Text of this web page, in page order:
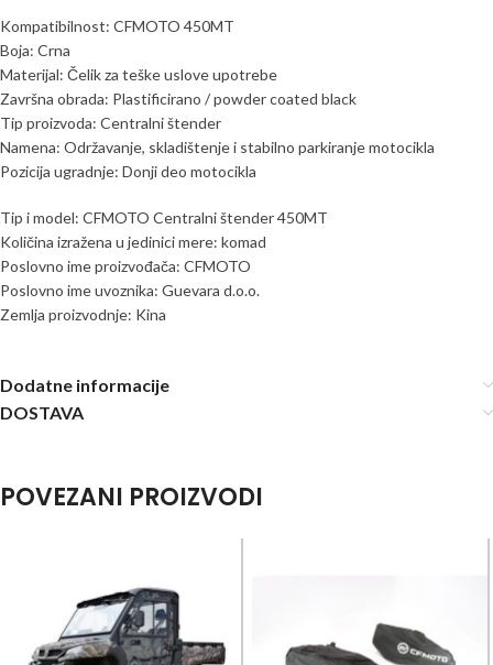
Kompatibilnost: CFMOTO 450MT
Boja: Crna
Materijal: Čelik za teške uslove upotrebe
Završna obrada: Plastificirano / powder coated black
Tip proizvoda: Centralni štender
Namena: Održavanje, skladištenje i stabilno parkiranje motocikla
Pozicija ugradnje: Donji deo motocikla
Tip i model: CFMOTO Centralni štender 450MT
Količina izražena u jedinici mere: komad
Poslovno ime proizvođača: CFMOTO
Poslovno ime uvoznika: Guevara d.o.o.
Zemlja proizvodnje: Kina
Dodatne informacije
DOSTAVA
POVEZANI PROIZVODI